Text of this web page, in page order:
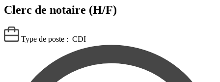
Clerc de notaire (H/F)
Type de poste : CDI